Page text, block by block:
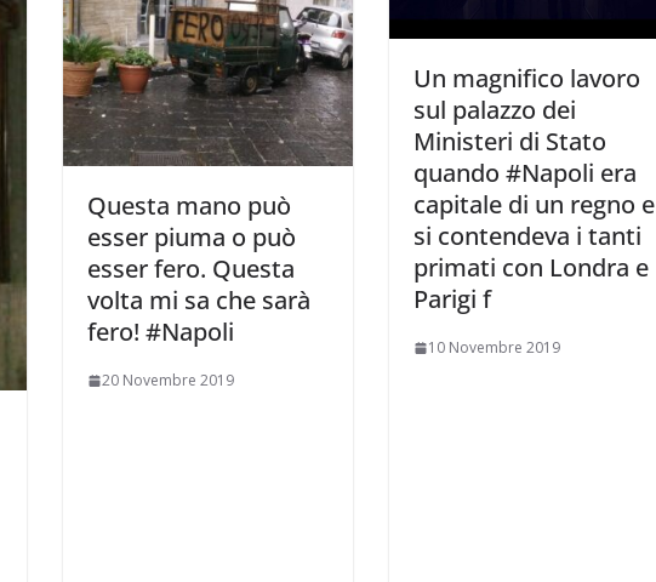
Questa mano può
esser piuma o può
esser fero. Questa
volta mi sa che sarà
fero! #Napoli
20 Novembre 2019
Un magnifico lavoro
sul palazzo dei
Ministeri di Stato
quando #Napoli era
capitale di un regno e
si contendeva i tanti
primati con Londra e
Parigi f
10 Novembre 2019